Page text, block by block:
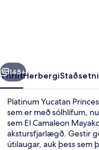
All
Inclusive
Næsta
145+
YfirlitHerbergi
Platinum Yucatan
sem er með sólhlífum,
sem El Camaleon
akstursfjarlægð. Gestir
útilaugar, auk þess sem